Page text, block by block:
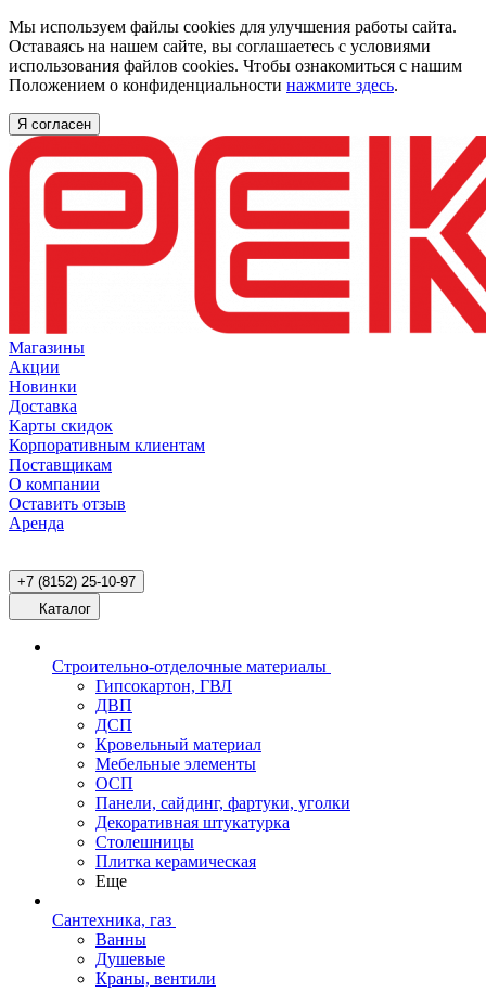
Мы используем файлы cookies для улучшения работы сайта.
Оставаясь на нашем сайте, вы соглашаетесь с условиями
использования файлов cookies. Чтобы ознакомиться с нашим
Положением о конфиденциальности нажмите здесь.
Я согласен
Магазины
Акции
Новинки
Доставка
Карты скидок
Корпоративным клиентам
Поставщикам
О компании
Оставить отзыв
Аренда
+7 (8152) 25-10-97
Каталог
Строительно-отделочные материалы
Гипсокартон, ГВЛ
ДВП
ДСП
Кровельный материал
Мебельные элементы
ОСП
Панели, сайдинг, фартуки, уголки
Декоративная штукатурка
Столешницы
Плитка керамическая
Еще
Сантехника, газ
Ванны
Душевые
Краны, вентили